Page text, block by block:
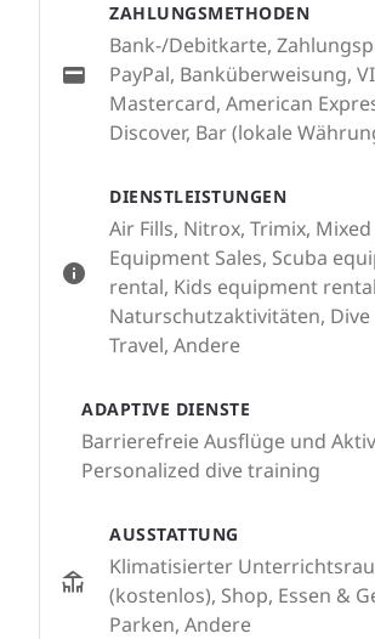
DIENSTLEISTUNGEN
Air Fills, Nitrox, Trimix, Mixed
Equipment Sales, Scuba
rental, Kids equipment
Naturschutzaktivitäten, Dive
Travel, Andere
ADAPTIVE DIENSTE
Barrierefreie Ausflüge und
Personalized dive training
AUSSTATTUNG
Klimatisierter
(kostenlos), Shop, Essen &
Parken, Andere
ZAHLUNGSMETHODEN
Bank-/Debitkarte,
PayPal, Banküberweisung,
Mastercard, American
Discover, Bar (lokale